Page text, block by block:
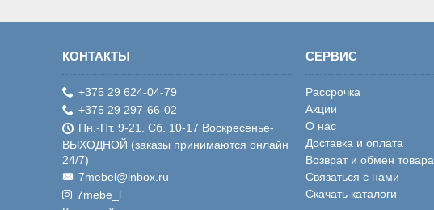
КОНТАКТЫ
+375 29 624-04-79
+375 29 297-66-02
Пн.-Пт. 9-21. Сб. 10-17 Воскресенье-
ВЫХОДНОЙ (заказы принимаются онлайн
24/7)
7mebel@inbox.ru
7mebe_l
СЕРВИС
Рассрочка
Акции
О нас
Доставка и оплата
Возврат и обмен товара
Связаться с нами
Скачать каталоги